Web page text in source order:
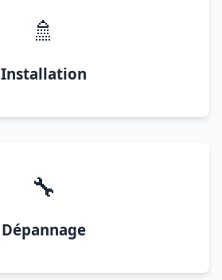
🚿
Installation
🔧
Dépannage